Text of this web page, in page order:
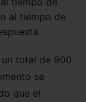
al tiempo de
total de 900
se
que el